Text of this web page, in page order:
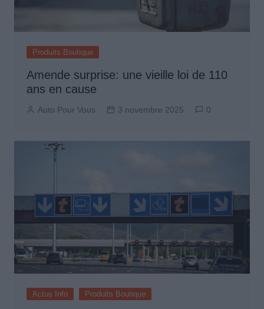
Produits Boutique
Amende surprise: une vieille loi de 110
ans en cause
Auto Pour Vous 3 novembre 2025 0
Actus Info Produits Boutique